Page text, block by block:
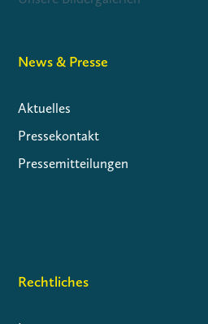
News & Presse
Aktuelles
Pressekontakt
Pressemitteilungen
Rechtliches